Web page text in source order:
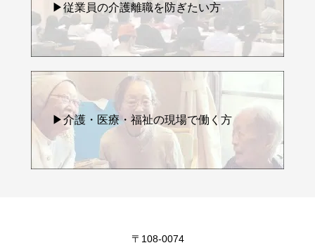
▶従業員の介護離職を防ぎたい方
▶介護・医療・福祉の現場で働く方
〒108-0074